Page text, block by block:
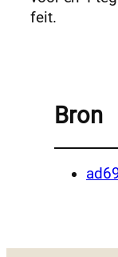
feit.
Bron